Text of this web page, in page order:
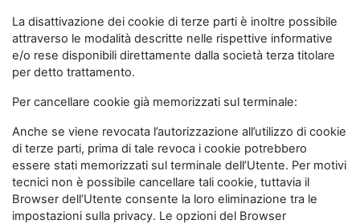
La disattivazione dei cookie di terze parti è inoltre possibile
attraverso le modalità descritte nelle rispettive informative
e/o rese disponibili direttamente dalla società terza titolare
per detto trattamento.
Per cancellare cookie già memorizzati sul terminale:
Anche se viene revocata l’autorizzazione all’utilizzo di cookie
di terze parti, prima di tale revoca i cookie potrebbero
essere stati memorizzati sul terminale dell’Utente. Per motivi
tecnici non è possibile cancellare tali cookie, tuttavia il
Browser dell’Utente consente la loro eliminazione tra le
impostazioni sulla privacy. Le opzioni del Browser